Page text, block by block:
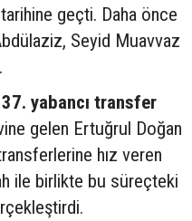
geçti. Daha önce
Seyid Muavvaz
yabancı transfer
gelen Ertuğrul Doğan
hız veren
ile birlikte bu süreçteki